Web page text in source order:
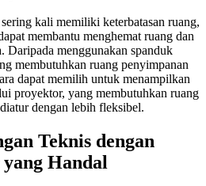
kali memiliki keterbatasan ruang,
membantu menghemat ruang dan
Daripada menggunakan spanduk
membutuhkan ruang penyimpanan
dapat memilih untuk menampilkan
proyektor, yang membutuhkan ruang
dengan lebih fleksibel.
Teknis dengan
Handal